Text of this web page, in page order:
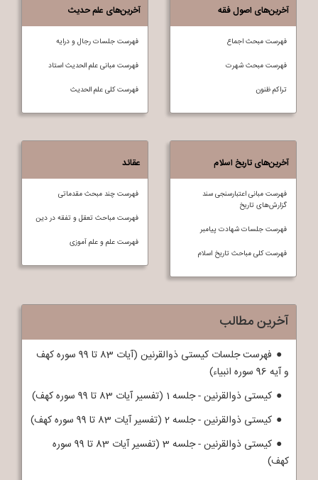
آخرین‌های اصول فقه
فهرست مبحث اجماع
فهرست مبحث شهرت
تراکم ظنون
آخرین‌های تاریخ اسلام
فهرست مبانی اعتبارسنجی سند
گزارش‌های تاریخ
فهرست جلسات شهادت پیامبر
فهرست کلی مباحث تاريخ اسلام
آخرین‌های علم حدیث
فهرست جلسات رجال و درایه
فهرست مبانی علم الحدیث استاد
فهرست کلی علم الحديث
عقائد
فهرست چند مبحث مقدماتی
فهرست مباحث تعقل و تفقه در دين
فهرست علم و علم آموزی
آخرین مطالب
فهرست جلسات کیستی ذوالقرنین (آیات 83 تا 99 سوره کهف
و آیه 96 سوره انبیاء)
کیستی ذوالقرنین - جلسه 1 (تفسیر آیات 83 تا 99 سوره کهف)
کیستی ذوالقرنین - جلسه 2 (تفسیر آیات 83 تا 99 سوره کهف)
کیستی ذوالقرنین - جلسه 3 (تفسیر آیات 83 تا 99 سوره
کهف)